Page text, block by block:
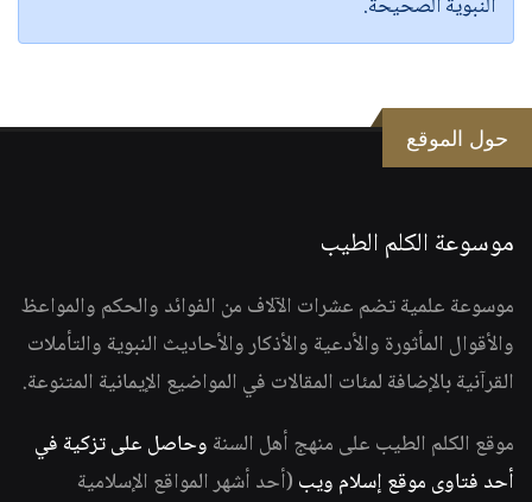
النبوية الصحيحة.
حول الموقع
موسوعة الكلم الطيب
موسوعة علمية تضم عشرات الآلاف من الفوائد والحكم والمواعظ
والأقوال المأثورة والأدعية والأذكار والأحاديث النبوية والتأملات
القرآنية بالإضافة لمئات المقالات في المواضيع الإيمانية المتنوعة.
موقع الكلم الطيب على منهج أهل السنة وحاصل على تزكية في
أحد فتاوى موقع إسلام ويب (أحد أشهر المواقع الإسلامية